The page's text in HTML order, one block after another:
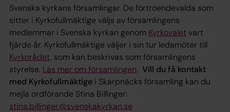
Svenska kyrkans församlingar. De förtroendevalda som
sitter i Kyrkofullmäktige väljs av församlingens
medlemmar i Svenska kyrkan genom Kyrkovaletvart
fjärde år. Kyrkofullmäktige väljer i sin tur ledamöter till
Kyrkorådet, som kan beskrivas som församlingens
styrelse. Läs mer om församlingen. Vill du få kontakt
med Kyrkofullmäktige i Skarpnäcks församling kan du
mejla ordförande Stina Billinger:
stina.billinger@svenskakyrkan.se